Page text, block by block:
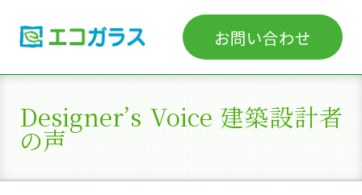
お問い合わせ
Designer’s Voice 建築設計者
の声